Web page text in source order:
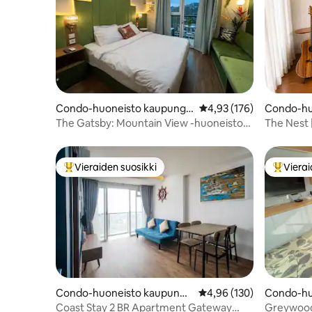
Condo-huoneisto kaupungis
sa Kecamatan Cimenyan
Keskimääräinen arvio
4,93 (176)
The Gatsby: Mountain View -huoneisto
Condo-
ssa
The Nest
Vieraiden suosikkien parhaimmistoa
Vieraiden suosikki
Condo-huoneisto kaupungis
sa Kecamatan Cicendo
Keskimääräinen arvio
4,96 (130)
Coast Stay 2 BR Apartment Gateway
Condo-
ssa